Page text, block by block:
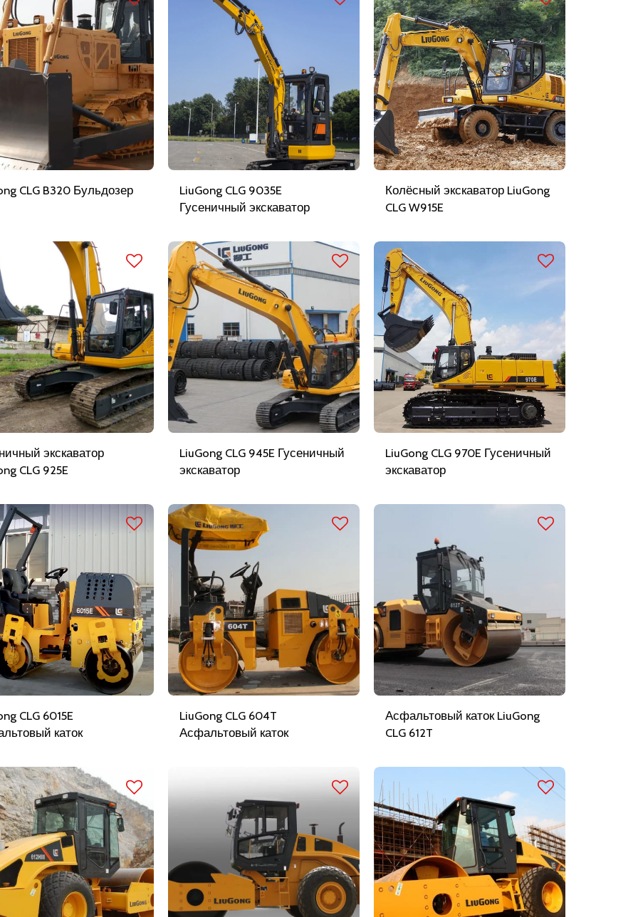
CLG B320 Бульдозер
LiuGong CLG 9035E
Гусеничный экскаватор
Колёсный экскаватор LiuGong
CLG W915E
экскаватор
CLG 925E
LiuGong CLG 945E Гусеничный
экскаватор
LiuGong CLG 970E Гусеничный
экскаватор
CLG 6015E
каток
LiuGong CLG 604T
Асфальтовый каток
Асфальтовый каток LiuGong
CLG 612T